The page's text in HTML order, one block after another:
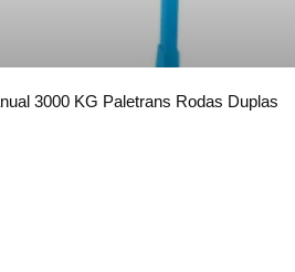
3000 KG Paletrans Rodas Duplas